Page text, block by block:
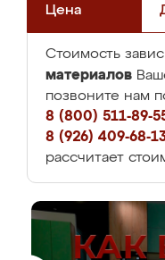
Цена
Стоимость
материалов
позвоните нам
8 (800) 511-89-
8 (926) 409-68-
рассчитает